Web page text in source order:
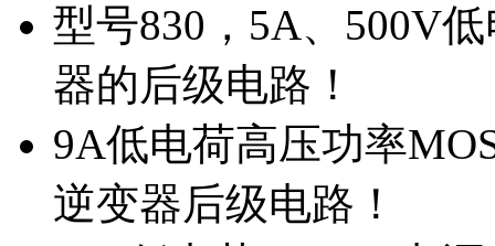
型号830，5A、500V
器的后级电路！
9A低电荷高压功率
逆变器后级电路！